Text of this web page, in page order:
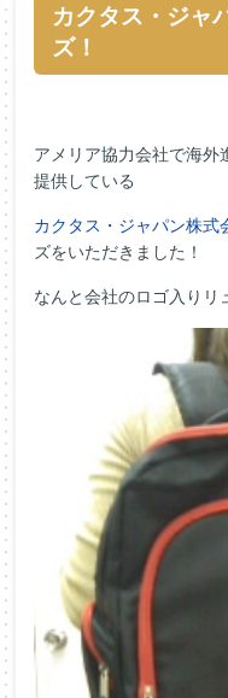
カクタス・ジャ
ズ！
アメリア協力会社で海外
提供している
カクタス・ジャパン株式
ズをいただきました！
なんと会社のロゴ入りリ